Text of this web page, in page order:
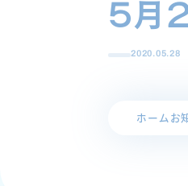
5月
2020.05.28
ホーム お